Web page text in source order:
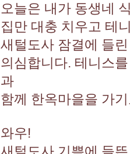
오늘은 내가 동생네
집만 대충 치우고 테
새털도사 잠결에 들
의심합니다. 테니스
과
함께 한옥마을을 가
와우!